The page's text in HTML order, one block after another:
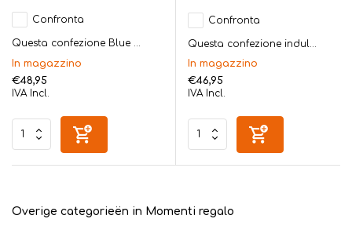
Confronta
Questa confezione Blue ...
In magazzino
€48,95
IVA Incl.
Confronta
Questa confezione indul...
In magazzino
€46,95
IVA Incl.
Overige categorieën in Momenti regalo